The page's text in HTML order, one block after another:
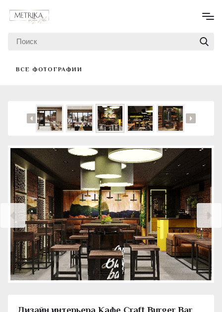
ВСЕ ФОТОГРАФИИ
Дизайн интерьера Кафе Craft Burger Bar